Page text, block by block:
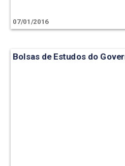
07/01/2016
Bolsas de Estudos do